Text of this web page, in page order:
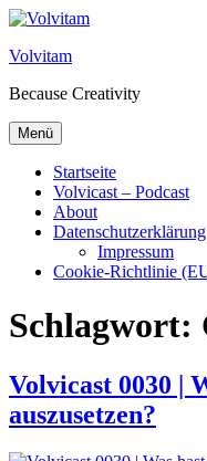
Zum Inhalt springen
Volvitam
Because Creativity
Menü
Startseite
Volvicast – Podcast
About
Datenschutzerklärung
Impressum
Cookie-Richtlinie
Schlagwort:
Volvicast 0030 |
auszusetzen?